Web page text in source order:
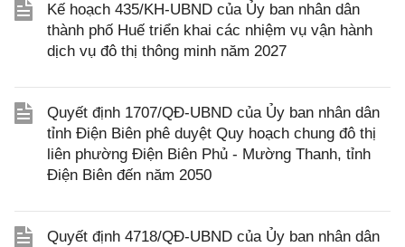
Kế hoạch 435/KH-UBND của Ủy ban nhân dân
thành phố Huế triển khai các nhiệm vụ vận hành
dịch vụ đô thị thông minh năm 2027
Quyết định 1707/QĐ-UBND của Ủy ban nhân dân
tỉnh Điện Biên phê duyệt Quy hoạch chung đô thị
liên phường Điện Biên Phủ - Mường Thanh, tỉnh
Điện Biên đến năm 2050
Quyết định 4718/QĐ-UBND của Ủy ban nhân dân